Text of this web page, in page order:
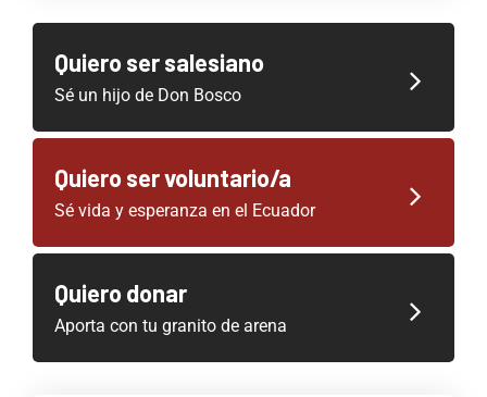
Quiero ser salesiano
Sé un hijo de Don Bosco
Quiero ser voluntario/a
Sé vida y esperanza en el Ecuador
Quiero donar
Aporta con tu granito de arena